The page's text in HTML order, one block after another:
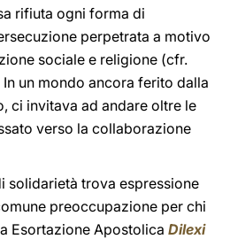
rifiuta ogni forma di
perpetrata a motivo
sociale e religione (cfr.
In un mondo ancora ferito dalla
ci invitava ad andare oltre le
verso la collaborazione
solidarietà trova espressione
preoccupazione per chi
Esortazione Apostolica Dilexi